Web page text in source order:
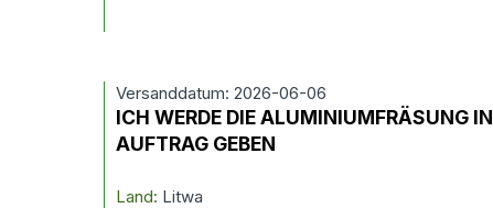
Versanddatum: 2026-06-06
ICH WERDE DIE ALUMINIUMFRÄSUNG IN
AUFTRAG GEBEN
Land: Litwa